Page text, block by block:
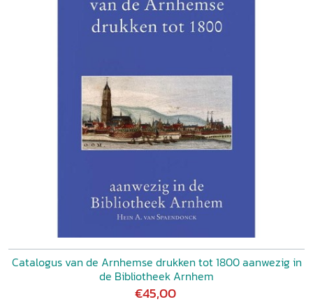
Catalogus van de Arnhemse drukken tot 1800 aanwezig in
de Bibliotheek Arnhem
€45,00